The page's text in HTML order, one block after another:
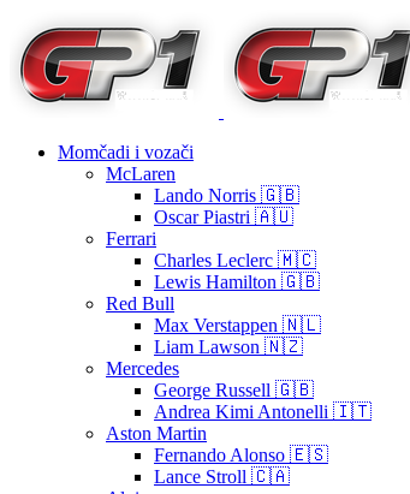
Momčadi i vozači
McLaren
Lando Norris 🇬🇧
Oscar Piastri 🇦🇺
Ferrari
Charles Leclerc 🇲🇨
Lewis Hamilton 🇬🇧
Red Bull
Max Verstappen 🇳🇱
Liam Lawson 🇳🇿
Mercedes
George Russell 🇬🇧
Andrea Kimi Antonelli 🇮🇹
Aston Martin
Fernando Alonso 🇪🇸
Lance Stroll 🇨🇦